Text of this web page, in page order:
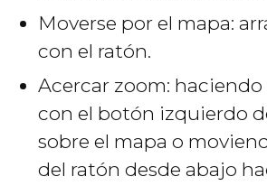
Moverse por el mapa:
con el ratón.
Acercar zoom:
con el botón izquierdo
sobre el mapa o
del ratón desde abajo